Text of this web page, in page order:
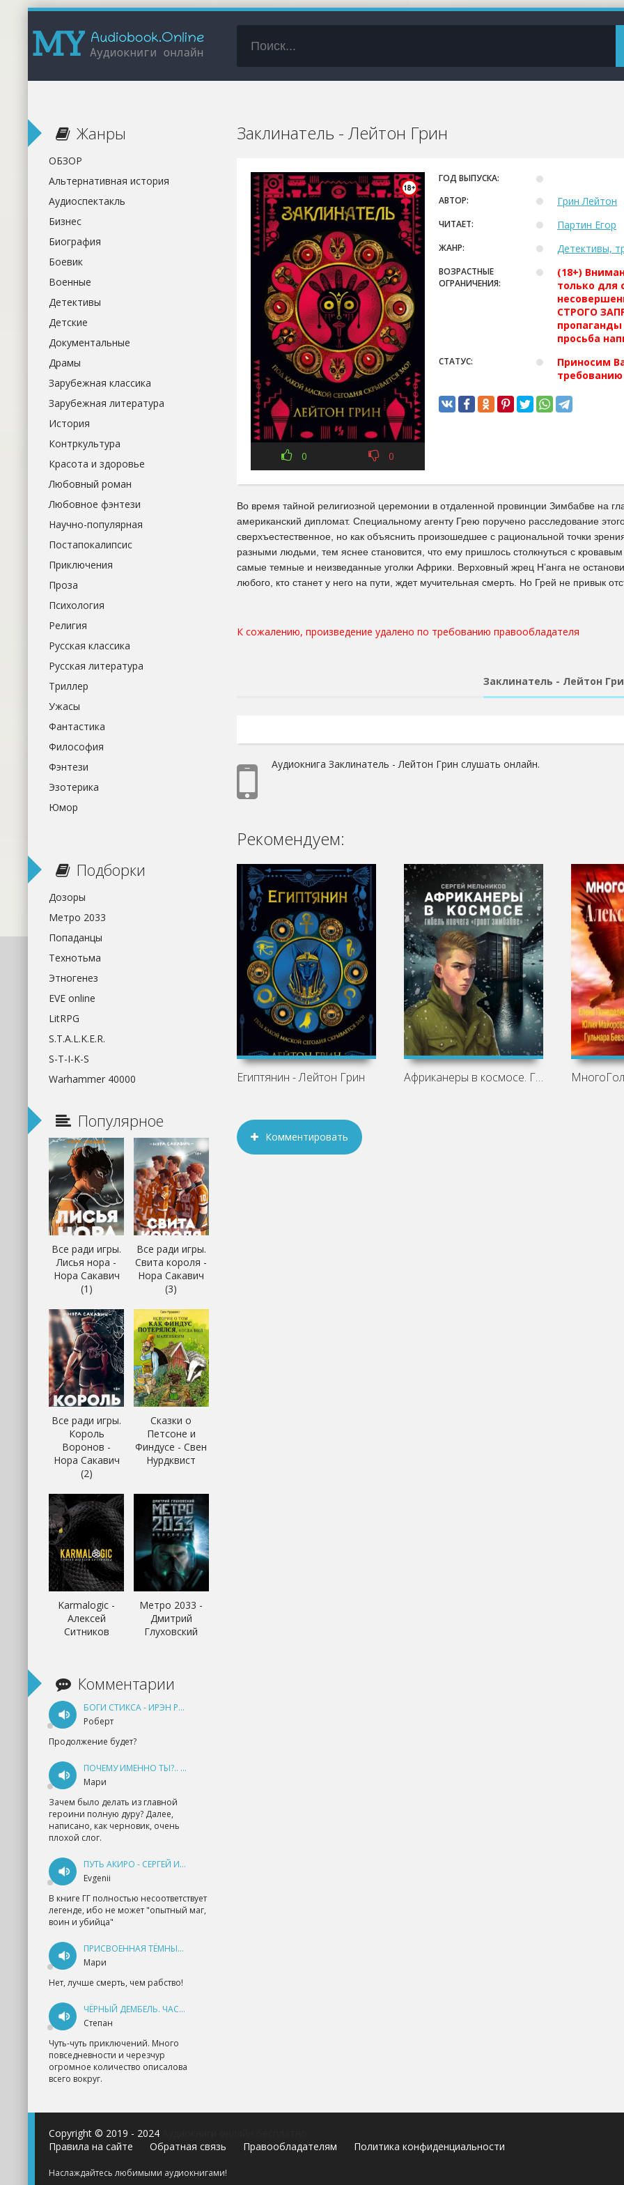
Заклинатель - Лейтон Грин
0 0
ГОД ВЫПУСКА:
АВТОР:
Грин Лейтон
ЧИТАЕТ: Партин Егор
ЖАНР: Детективы,
ВОЗРАСТНЫЕ
ОГРАНИЧЕНИЯ:
(18+)
только для
СТРОГО
просьба
СТАТУС:
Приносим
Во время тайной религиозной церемонии в отдаленной провинции Зимбабве на
американский дипломат. Специальному агенту Грею поручено расследование
сверхъестественное, но как объяснить произошедшее с рациональной точки
разными людьми, тем яснее становится, что ему пришлось столкнуться с кровавым
самые темные и неизведанные уголки Африки. Верховный жрец Н’анга не
любого, кто станет у него на пути, ждет мучительная смерть. Но Грей не привык
К сожалению, произведение удалено по требованию правообладателя
Заклинатель - Лейтон
Аудиокнига Заклинатель - Лейтон Грин слушать онлайн.
Рекомендуем:
Египтянин - Лейтон Грин Африканеры в космосе. Гибель ковчега
Комментировать
Жанры
ОБЗОР
Альтернативная история
Аудиоспектакль
Бизнес
Биография
Боевик
Военные
Детективы
Детские
Документальные
Драмы
Зарубежная классика
Зарубежная литература
История
Контркультура
Красота и здоровье
Любовный роман
Любовное фэнтези
Научно-популярная
Постапокалипсис
Приключения
Проза
Психология
Религия
Русская классика
Русская литература
Триллер
Ужасы
Фантастика
Философия
Фэнтези
Эзотерика
Юмор
Подборки
Дозоры
Метро 2033
Попаданцы
Технотьма
Этногенез
EVE online
LitRPG
S.T.A.L.K.E.R.
S-T-I-K-S
Warhammer 40000
Популярное
Все ради игры.
Лисья нора -
Нора Сакавич
(1)
Все ради игры.
Свита короля -
Нора Сакавич
(3)
Все ради игры.
Король
Воронов -
Нора Сакавич
(2)
Сказки о
Петсоне и
Финдусе - Свен
Нурдквист
Karmalogic -
Алексей
Ситников
Метро 2033 -
Дмитрий
Глуховский
Комментарии
БОГИ СТИКСА - ИРЭН РУДКЕВИЧ
Роберт
Продолжение будет?
ПОЧЕМУ ИМЕННО ТЫ?.. КНИГА 1 - ЕКАТЕРИНА ЮДИНА
Мари
Зачем было делать из главной
героини полную дуру? Далее,
написано, как черновик, очень
плохой слог.
ПУТЬ АКИРО - СЕРГЕЙ ИЗМАЙЛОВ
Evgenii
В книге ГГ полностью несоответствует
легенде, ибо не может "опытный маг,
воин и убийца"
ПРИСВОЕННАЯ ТЁМНЫМ. ПРОКЛЯТАЯ ЛЮБОВЬ - АННА ГЕРР
Мари
Нет, лучше смерть, чем рабство!
ЧЁРНЫЙ ДЕМБЕЛЬ. ЧАСТЬ 1 - АНДРЕЙ ФЕДИН
Степан
Чуть-чуть приключений. Много
повседневности и черезчур
огромное количество описалова
всего вокруг.
Copyright © 2019 - 2024
Правила на сайте
Обратная связь Правообладателям Политика конфиденциальности
Наслаждайтесь любимыми аудиокнигами!